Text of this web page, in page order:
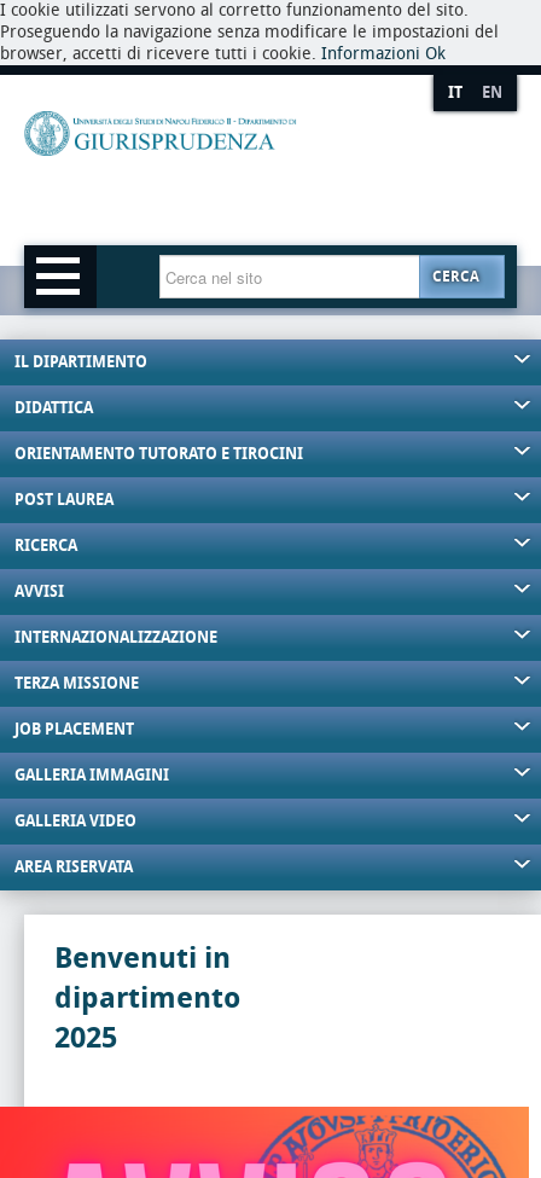
I cookie utilizzati servono al corretto funzionamento del sito.
Proseguendo la navigazione senza modificare le impostazioni del
browser, accetti di ricevere tutti i cookie. Informazioni Ok
IT EN
CERCA
IL DIPARTIMENTO
DIDATTICA
ORIENTAMENTO TUTORATO E TIROCINI
POST LAUREA
RICERCA
AVVISI
INTERNAZIONALIZZAZIONE
TERZA MISSIONE
JOB PLACEMENT
GALLERIA IMMAGINI
GALLERIA VIDEO
AREA RISERVATA
Benvenuti in
dipartimento
2025